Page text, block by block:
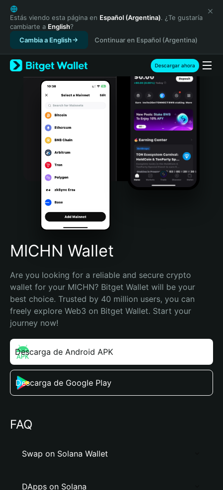
English
日本語
Tiếng Việt
Русский
Español (Latinoamérica)
Türkçe
Italiano
Português (Portugal)
Bahasa Indonesia
Português (Brasil)
Español (Argentina)
Estás viendo esta página en Español (Argentina). ¿Te gustaría
cambiarte a English?
Cambia a English
Continuar en Español (Argentina)
Descargar ahora
MICHN Wallet
Are you looking for a reliable and secure crypto
wallet for your MICHN? Bitget Wallet will be your
best choice. Trusted by 40 million users, you can
freely explore Web3 on Bitget Wallet. Start your
journey now!
Descarga de Android APK
Descarga de Google Play
FAQ
Swap on Solana Wallet
DApps on Solana